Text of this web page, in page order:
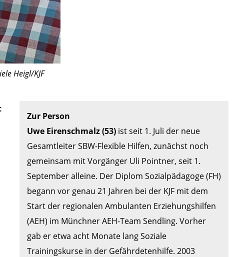
Heigl/KJF
Zur Person
Uwe Eirenschmalz (53) ist seit 1. Juli der neue
Gesamtleiter SBW-Flexible Hilfen, zunächst noch
gemeinsam mit Vorgänger Uli Pointner, seit 1.
September alleine. Der Diplom Sozialpädagoge (FH)
begann vor genau 21 Jahren bei der KJF mit dem
Start der regionalen Ambulanten Erziehungshilfen
(AEH) im Münchner AEH-Team Sendling. Vorher
gab er etwa acht Monate lang Soziale
Trainingskurse in der Gefährdetenhilfe. 2003